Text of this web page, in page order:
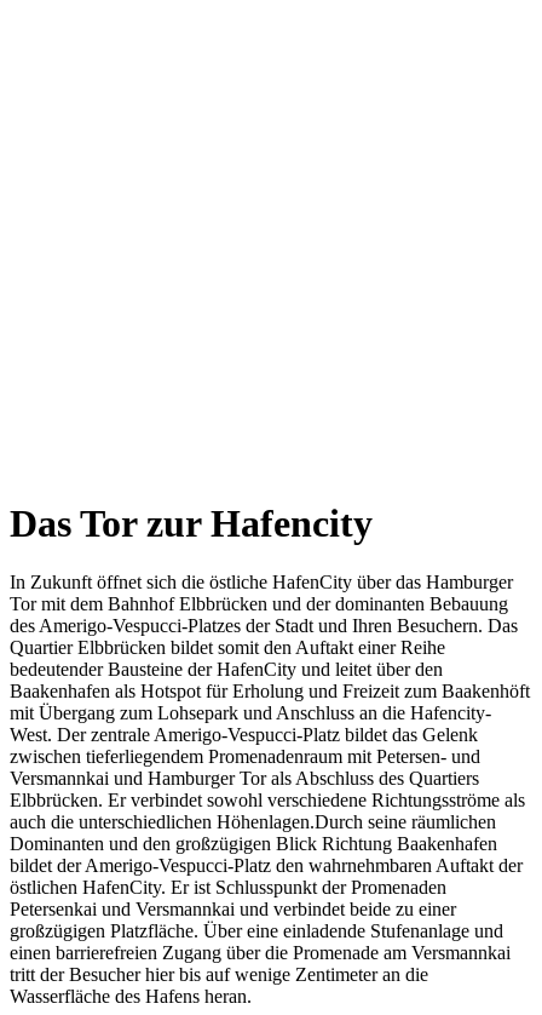
Das Tor zur Hafencity
In Zukunft öffnet sich die östliche HafenCity über das Hamburger
Tor mit dem Bahnhof Elbbrücken und der dominanten Bebauung
des Amerigo-Vespucci-Platzes der Stadt und Ihren Besuchern. Das
Quartier Elbbrücken bildet somit den Auftakt einer Reihe
bedeutender Bausteine der HafenCity und leitet über den
Baakenhafen als Hotspot für Erholung und Freizeit zum Baakenhöft
mit Übergang zum Lohsepark und Anschluss an die Hafencity-
West. Der zentrale Amerigo-Vespucci-Platz bildet das Gelenk
zwischen tieferliegendem Promenadenraum mit Petersen- und
Versmannkai und Hamburger Tor als Abschluss des Quartiers
Elbbrücken. Er verbindet sowohl verschiedene Richtungsströme als
auch die unterschiedlichen Höhenlagen.Durch seine räumlichen
Dominanten und den großzügigen Blick Richtung Baakenhafen
bildet der Amerigo-Vespucci-Platz den wahrnehmbaren Auftakt der
östlichen HafenCity. Er ist Schlusspunkt der Promenaden
Petersenkai und Versmannkai und verbindet beide zu einer
großzügigen Platzfläche. Über eine einladende Stufenanlage und
einen barrierefreien Zugang über die Promenade am Versmannkai
tritt der Besucher hier bis auf wenige Zentimeter an die
Wasserfläche des Hafens heran.